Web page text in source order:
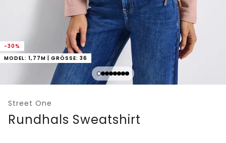
-30%
MODEL: 1,77M | GRÖSSE: 36
Street One
Rundhals Sweatshirt